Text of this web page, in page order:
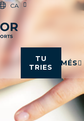
CA
TU
TRIES
MÉS